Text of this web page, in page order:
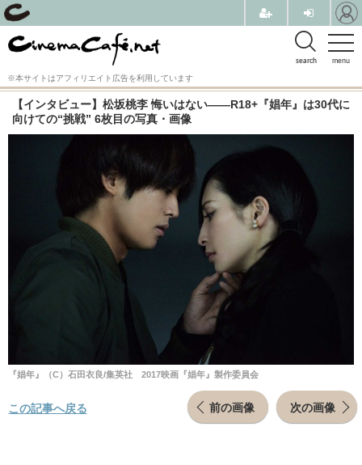
menu
search
※本サイトはアフィリエイト広告を利用しています
【インタビュー】松坂桃李 悔いはない――R18+『娼年』は30代に
向けての“挑戦” 6枚目の写真・画像
『娼年』（C）石田衣良/集英社 2017映画『娼年』製作委員会
前の画像 次の画像
この記事へ戻る